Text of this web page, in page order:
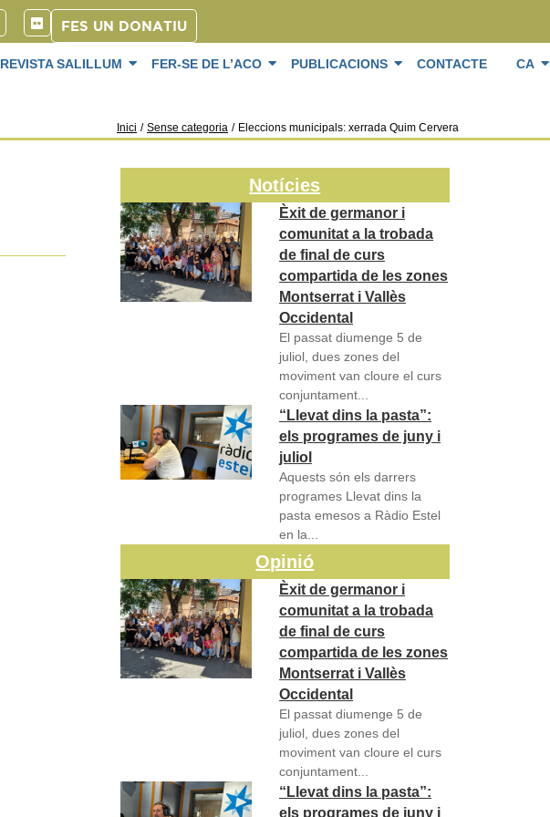
FES UN DONATIU
REVISTA SALILLUM FER-SE DE L’ACO PUBLICACIONS CONTACTE CA
Inici / Sense categoria / Eleccions municipals: xerrada Quim Cervera
Notícies
Èxit de germanor i
comunitat a la trobada
de final de curs
compartida de les zones
Montserrat i Vallès
Occidental
El passat diumenge 5 de
juliol, dues zones del
moviment van cloure el curs
conjuntament...
“Llevat dins la pasta”:
els programes de juny i
juliol
Aquests són els darrers
programes Llevat dins la
pasta emesos a Ràdio Estel
en la...
Opinió
Èxit de germanor i
comunitat a la trobada
de final de curs
compartida de les zones
Montserrat i Vallès
Occidental
El passat diumenge 5 de
juliol, dues zones del
moviment van cloure el curs
conjuntament...
“Llevat dins la pasta”:
els programes de juny i